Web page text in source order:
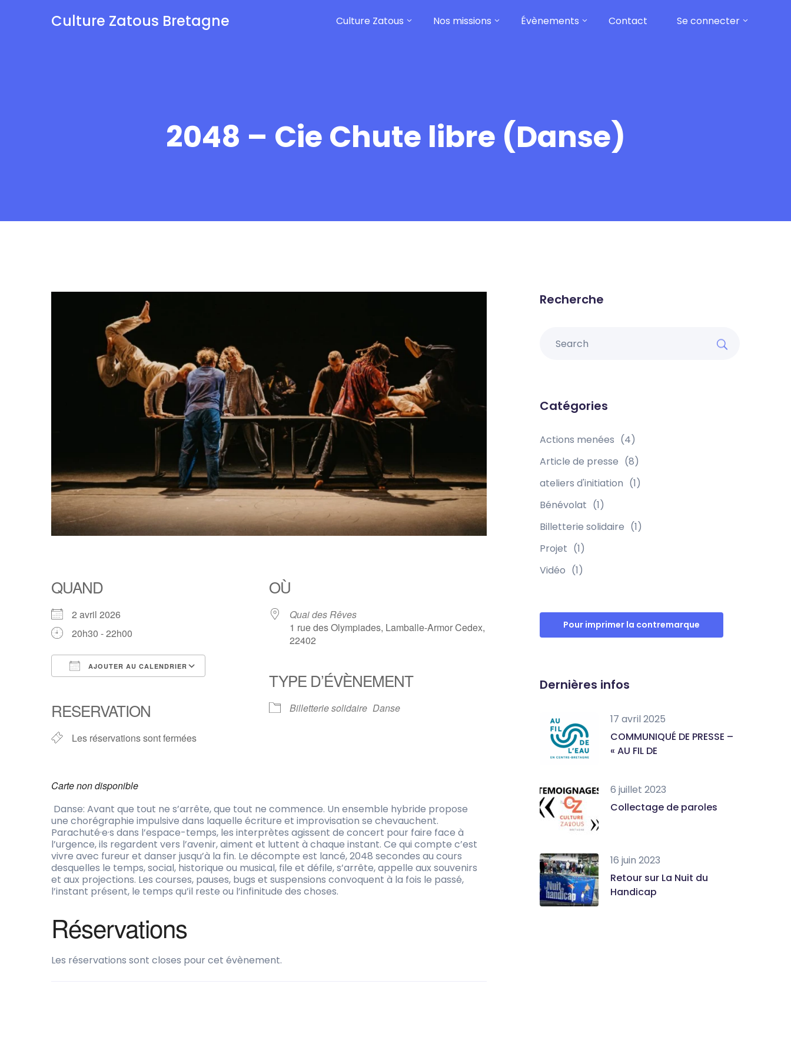
Culture Zatous Bretagne Culture Zatous Nos missions Évènements Contact Se connecter
2048 – Cie Chute libre (Danse)
QUAND
2 avril 2026
20h30 - 22h00
AJOUTER AU CALENDRIER
Calendrier Google iCalendar Office 365
RESERVATION
Les réservations sont fermées
OÙ
Quai des Rêves
1 rue des Olympiades, Lamballe-Armor Cedex,
22402
TYPE D’ÉVÈNEMENT
Billetterie solidaire Danse
Carte non disponible
Danse: Avant que tout ne s’arrête, que tout ne commence. Un ensemble hybride propose
une chorégraphie impulsive dans laquelle écriture et improvisation se chevauchent.
Parachuté·e·s dans l’espace-temps, les interprètes agissent de concert pour faire face à
l’urgence, ils regardent vers l’avenir, aiment et luttent à chaque instant. Ce qui compte c’est
vivre avec fureur et danser jusqu’à la fin. Le décompte est lancé, 2048 secondes au cours
desquelles le temps, social, historique ou musical, file et défile, s’arrête, appelle aux souvenirs
et aux projections. Les courses, pauses, bugs et suspensions convoquent à la fois le passé,
l’instant présent, le temps qu’il reste ou l’infinitude des choses.
Réservations
Les réservations sont closes pour cet évènement.
Recherche
Catégories
Actions menées (4)
Article de presse (8)
ateliers d'initiation (1)
Bénévolat (1)
Billetterie solidaire (1)
Projet (1)
Vidéo (1)
Pour imprimer la contremarque
Dernières infos
17 avril 2025
COMMUNIQUÉ DE PRESSE –
« AU FIL DE
6 juillet 2023
Collectage de paroles
16 juin 2023
Retour sur La Nuit du
Handicap